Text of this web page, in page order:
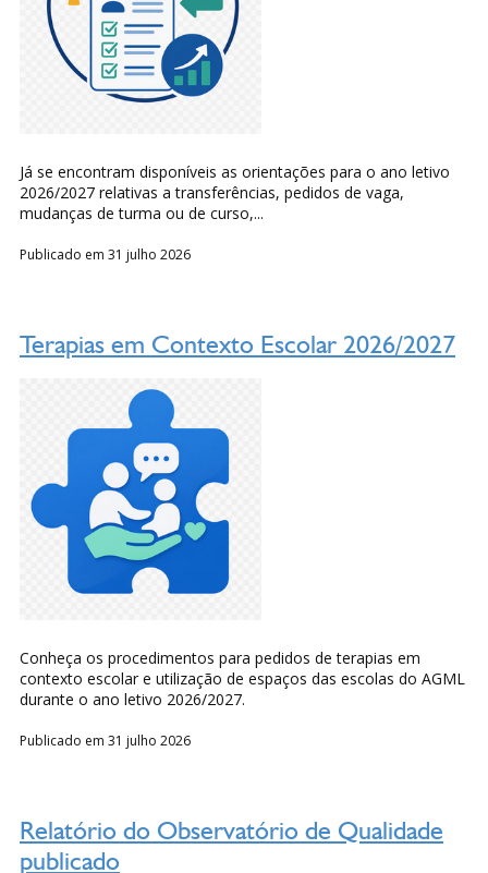
Já se encontram disponíveis as orientações para o ano letivo
2026/2027 relativas a transferências, pedidos de vaga,
mudanças de turma ou de curso,...
Publicado em 31 julho 2026
Terapias em Contexto Escolar 2026/2027
Conheça os procedimentos para pedidos de terapias em
contexto escolar e utilização de espaços das escolas do AGML
durante o ano letivo 2026/2027.
Publicado em 31 julho 2026
Relatório do Observatório de Qualidade
publicado